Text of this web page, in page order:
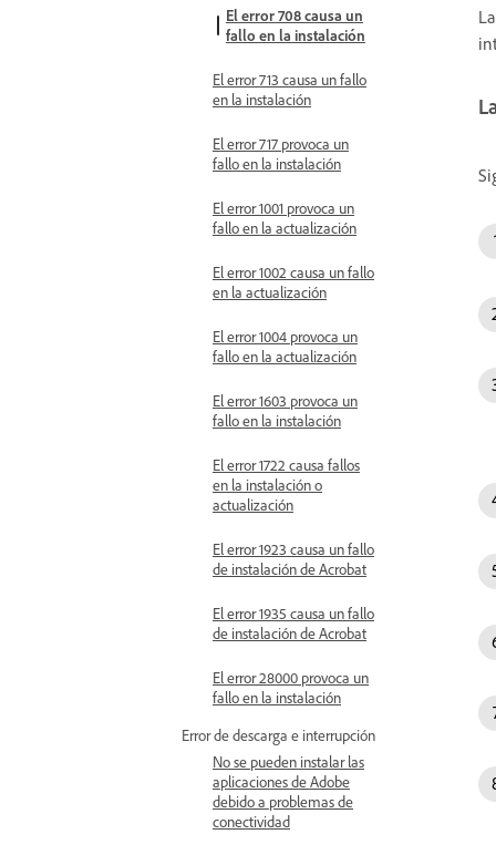
El error 708 causa un
fallo en la instalación
El error 713 causa un fallo
en la instalación
El error 717 provoca un
fallo en la instalación
El error 1001 provoca un
fallo en la actualización
El error 1002 causa un fallo
en la actualización
El error 1004 provoca un
fallo en la actualización
El error 1603 provoca un
fallo en la instalación
El error 1722 causa fallos
en la instalación o
actualización
El error 1923 causa un fallo
de instalación de Acrobat
El error 1935 causa un fallo
de instalación de Acrobat
El error 28000 provoca un
fallo en la instalación
Error de descarga e interrupción
No se pueden instalar las
aplicaciones de Adobe
debido a problemas de
conectividad